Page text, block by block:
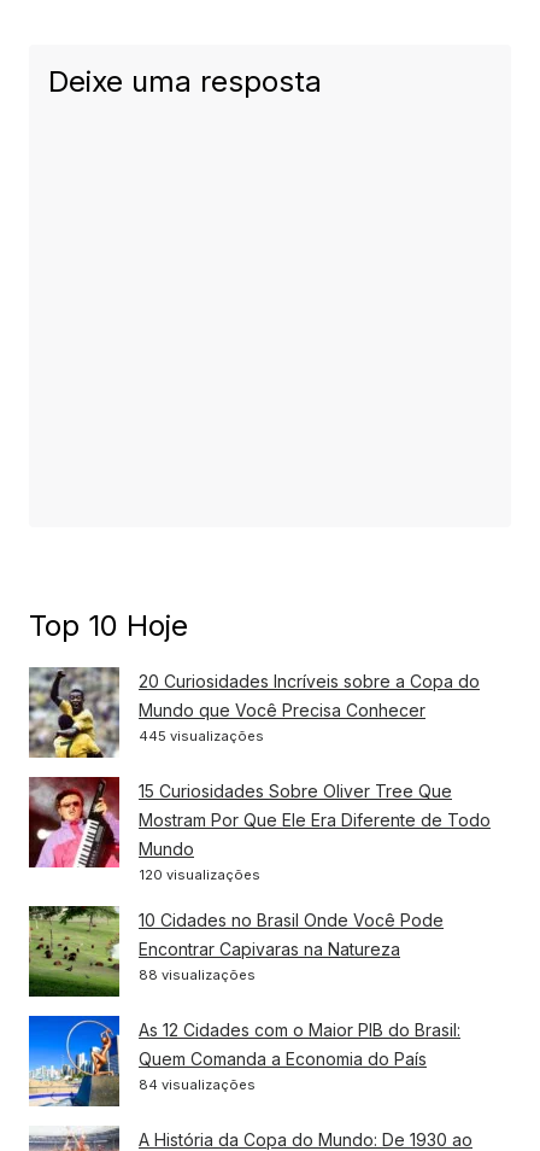
Deixe uma resposta
Top 10 Hoje
20 Curiosidades Incríveis sobre a Copa do
Mundo que Você Precisa Conhecer
445 visualizações
15 Curiosidades Sobre Oliver Tree Que
Mostram Por Que Ele Era Diferente de Todo
Mundo
120 visualizações
10 Cidades no Brasil Onde Você Pode
Encontrar Capivaras na Natureza
88 visualizações
As 12 Cidades com o Maior PIB do Brasil:
Quem Comanda a Economia do País
84 visualizações
A História da Copa do Mundo: De 1930 ao